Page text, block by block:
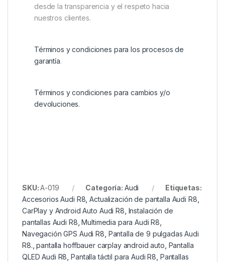
desde la transparencia y el respeto hacia
nuestros clientes.
Términos y condiciones para los procesos de
garantía.
Términos y condiciones para cambios y/o
devoluciones.
SKU:A-019 Categoría: Audi
Etiquetas:
Accesorios Audi R8 ,Actualización de pantalla Audi R8
CarPlay y Android Auto Audi R8 Instalación de
pantallas Audi R8 ,Multimedia para Audi R8
Navegación GPS Audi R8 Pantalla de 9 pulgadas Audi
R8. ,pantalla hoffbauer carplay android auto Pantalla
QLED Audi R8 ,Pantalla táctil para Audi R8 Pantallas